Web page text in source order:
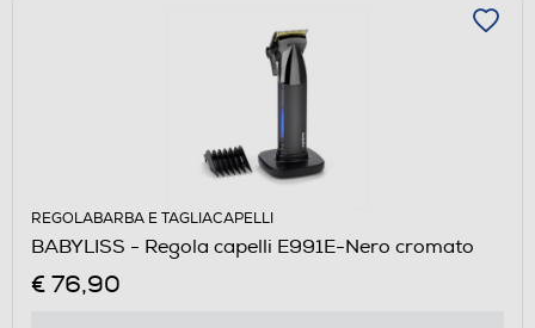
REGOLABARBA E TAGLIACAPELLI
BABYLISS - Regola capelli E991E-Nero cromato
€ 76,90